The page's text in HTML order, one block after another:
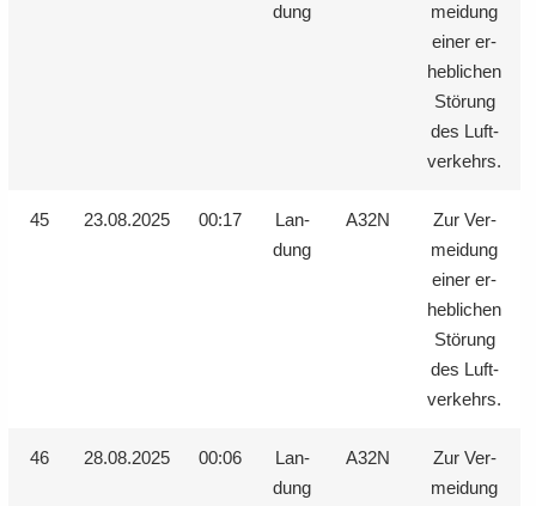
dung
mei­dung
einer er­
heb­li­chen
Stö­rung
des Luft­
ver­kehrs.
45 23.08.2025 00:17
Lan­
dung
A32N
Zur Ver­
mei­dung
einer er­
heb­li­chen
Stö­rung
des Luft­
ver­kehrs.
46 28.08.2025 00:06
Lan­
dung
A32N
Zur Ver­
mei­dung